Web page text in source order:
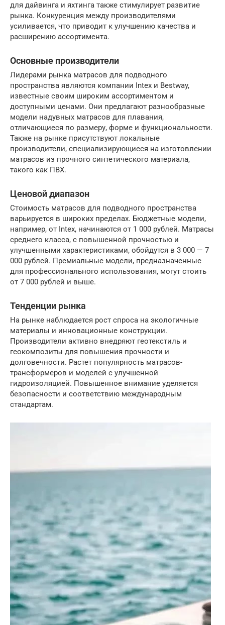
для дайвинга и яхтинга также стимулирует развитие
рынка. Конкуренция между производителями
усиливается, что приводит к улучшению качества и
расширению ассортимента.
Основные производители
Лидерами рынка матрасов для подводного
пространства являются компании Intex и Bestway,
известные своим широким ассортиментом и
доступными ценами. Они предлагают разнообразные
модели надувных матрасов для плавания,
отличающиеся по размеру, форме и функциональности.
Также на рынке присутствуют локальные
производители, специализирующиеся на изготовлении
матрасов из прочного синтетического материала,
такого как ПВХ.
Ценовой диапазон
Стоимость матрасов для подводного пространства
варьируется в широких пределах. Бюджетные модели,
например, от Intex, начинаются от 1 000 рублей. Матрасы
среднего класса, с повышенной прочностью и
улучшенными характеристиками, обойдутся в 3 000 — 7
000 рублей. Премиальные модели, предназначенные
для профессионального использования, могут стоить
от 7 000 рублей и выше.
Тенденции рынка
На рынке наблюдается рост спроса на экологичные
материалы и инновационные конструкции.
Производители активно внедряют геотекстиль и
геокомпозиты для повышения прочности и
долговечности. Растет популярность матрасов-
трансформеров и моделей с улучшенной
гидроизоляцией. Повышенное внимание уделяется
безопасности и соответствию международным
стандартам.